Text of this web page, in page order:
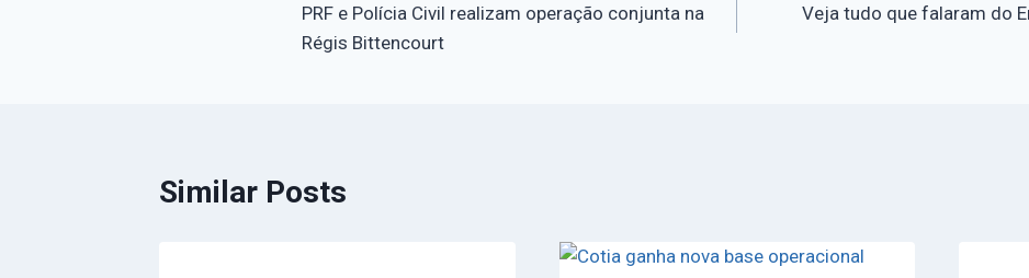
PRF e Polícia Civil realizam operação conjunta na
Régis Bittencourt
Veja tudo que falaram do
Similar Posts